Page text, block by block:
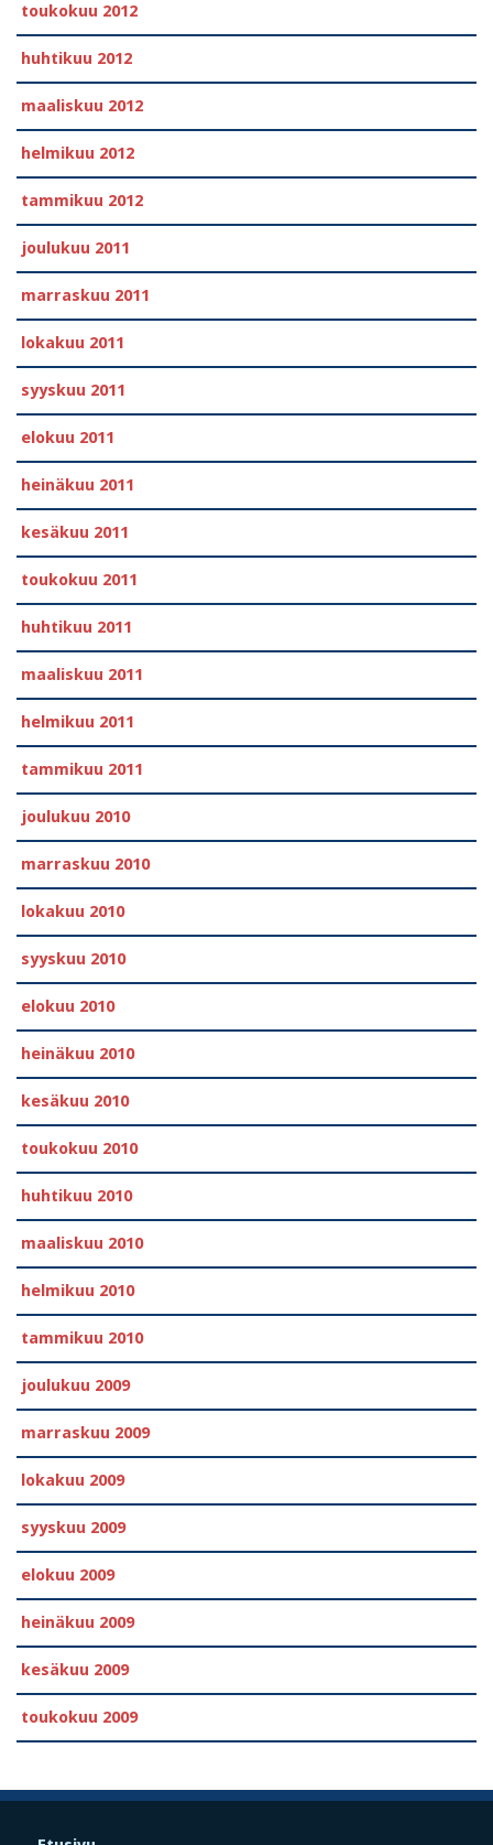
toukokuu 2012
huhtikuu 2012
maaliskuu 2012
helmikuu 2012
tammikuu 2012
joulukuu 2011
marraskuu 2011
lokakuu 2011
syyskuu 2011
elokuu 2011
heinäkuu 2011
kesäkuu 2011
toukokuu 2011
huhtikuu 2011
maaliskuu 2011
helmikuu 2011
tammikuu 2011
joulukuu 2010
marraskuu 2010
lokakuu 2010
syyskuu 2010
elokuu 2010
heinäkuu 2010
kesäkuu 2010
toukokuu 2010
huhtikuu 2010
maaliskuu 2010
helmikuu 2010
tammikuu 2010
joulukuu 2009
marraskuu 2009
lokakuu 2009
syyskuu 2009
elokuu 2009
heinäkuu 2009
kesäkuu 2009
toukokuu 2009